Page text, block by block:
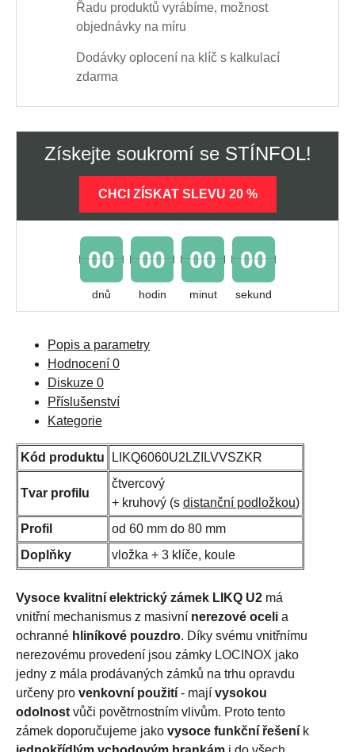
Řadu produktů vyrábíme, možnost
objednávky na míru
Dodávky oplocení na klíč s kalkulací
zdarma
Získejte soukromí se STÍNFOL!
CHCI ZÍSKAT SLEVU 20 %
00
dnů
00
hodin
00
minut
00
sekund
Popis a parametry
Hodnocení 0
Diskuze 0
Příslušenství
Kategorie
Kód produktu LIKQ6060U2LZILVVSZKR
Tvar profilu
čtvercový
+ kruhový (s distanční podložkou)
Profil
od 60 mm do 80 mm
Doplňky
vložka + 3 klíče, koule
Vysoce kvalitní elektrický zámek LIKQ U2 má
vnitřní mechanismus z masivní nerezové oceli a
ochranné hliníkové pouzdro. Díky svému vnitřnímu
nerezovému provedení jsou zámky LOCINOX jako
jedny z mála prodávaných zámků na trhu opravdu
určeny pro venkovní použití - mají vysokou
odolnost vůči povětrnostním vlivům. Proto tento
zámek doporučujeme jako vysoce funkční řešení k